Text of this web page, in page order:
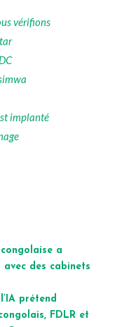
vérifions
implanté
a
des cabinets
prétend
FDLR et